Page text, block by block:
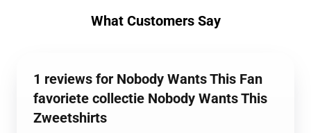
What Customers Say
1 reviews for Nobody Wants This Fan
favoriete collectie Nobody Wants This
Zweetshirts